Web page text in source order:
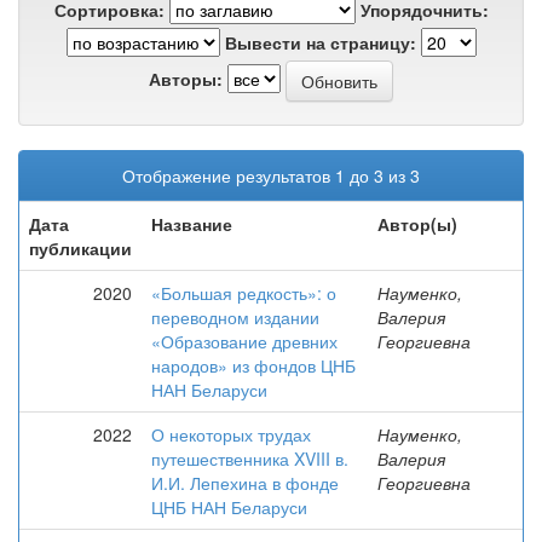
Сортировка:
Упорядочнить:
Вывести на страницу:
Авторы:
Отображение результатов 1 до 3 из 3
Дата
публикации
Название Автор(ы)
2020
«Большая редкость»: о
переводном издании
«Образование древних
народов» из фондов ЦНБ
НАН Беларуси
Науменко,
Валерия
Георгиевна
2022
О некоторых трудах
путешественника XVIII в.
И.И. Лепехина в фонде
ЦНБ НАН Беларуси
Науменко,
Валерия
Георгиевна